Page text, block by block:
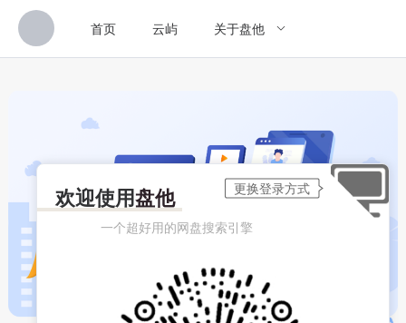
首页 云屿 关于盘他
欢迎使用盘他
一个超好用的网盘搜索引擎